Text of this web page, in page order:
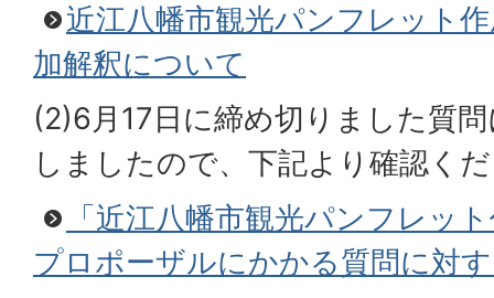
近江八幡市観光パンフレット
加解釈について
(2)6月17日に締め切りました質
しましたので、下記より確認く
「近江八幡市観光パンフレッ
プロポーザルにかかる質問に対